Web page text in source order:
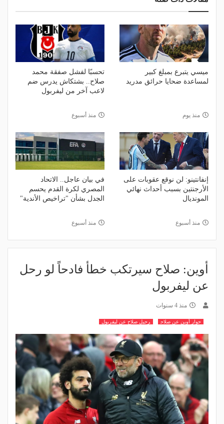
ميسي يتبرع بمبلغ كبير
لمساعدة ضحايا حرائق مدريد
منذ يوم
تحسبًا لفشل صفقة محمد
صلاح.. بشتكاش يدرس ضم
لاعب آخر من ليفربول
منذ أسبوع
إنفانتينو: لن نوقع عقوبات على
الأرجنتين بسبب أحداث نهائي
المونديال
منذ أسبوع
في بيان عاجل.. الاتحاد
المصري لكرة القدم يحسم
الجدل بشأن "تراخيص الأندية"
منذ أسبوع
أوين: صلاح سيرتكب خطأ فادحاً لو رحل
عن ليفربول
منذ 4 سنوات
حوار أوين عن صلاح رحيل صلاح عن ليفربول